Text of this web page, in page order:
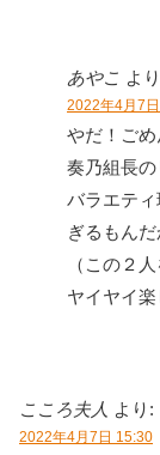
あやこ よ
2022年4月7
やだ！ごめ
奏乃組長の
バラエテ
ぎるもん
（この２
ヤイヤイ楽
こころ夫人 より:
2022年4月7日 15:30